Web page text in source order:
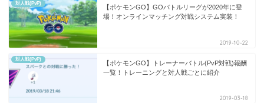
対人戦(PvP)
【ポケモンGO】GOバトルリーグが2020年に登
場！オンラインマッチング対戦システム実装！
2019-10-22
対人戦(PvP)
【ポケモンGO】トレーナーバトル(PvP対戦)報酬
一覧！トレーニングと対人戦ごとに紹介
2019-03-18